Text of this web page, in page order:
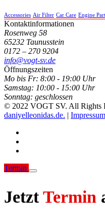
Accessories Air Filter Car Care Engine
Kontaktinformationen
Rosenweg 58
65232 Taunusstein
0172 – 270 9204
info@vogt-sv.de
Öffnungszeiten
Mo bis Fr: 8:00 - 19:00 Uhr
Samstag: 10:00 - 15:00 Uhr
Sonntag: geschlossen
© 2022 VOGT SV. All Rights
daniyelleonidas.de. | Impressum
Termin
JetztTermin